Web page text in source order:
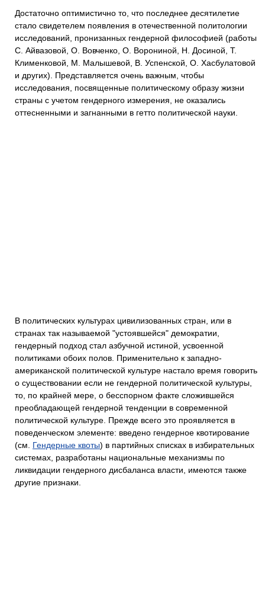
Достаточно оптимистично то, что последнее десятилетие
стало свидетелем появления в отечественной политологии
исследований, пронизанных гендерной философией (работы
С. Айвазовой, О. Вовченко, О. Ворониной, Н. Досиной, Т.
Клименковой, М. Малышевой, В. Успенской, О. Хасбулатовой
и других). Представляется очень важным, чтобы
исследования, посвященные политическому образу жизни
страны с учетом гендерного измерения, не оказались
оттесненными и загнанными в гетто политической науки.
В политических культурах цивилизованных стран, или в
странах так называемой "устоявшейся" демократии,
гендерный подход стал азбучной истиной, усвоенной
политиками обоих полов. Применительно к западно-
американской политической культуре настало время говорить
о существовании если не гендерной политической культуры,
то, по крайней мере, о бесспорном факте сложившейся
преобладающей гендерной тенденции в современной
политической культуре. Прежде всего это проявляется в
поведенческом элементе: введено гендерное квотирование
(см. Гендерные квоты) в партийных списках в избирательных
системах, разработаны национальные механизмы по
ликвидации гендерного дисбаланса власти, имеются также
другие признаки.